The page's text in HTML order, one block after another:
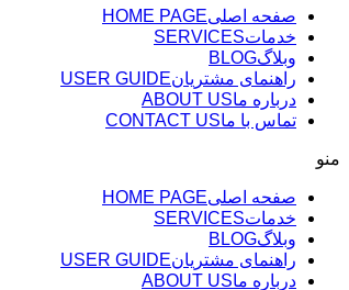
صفحه اصلیHOME PAGE
خدماتSERVICES
وبلاگBLOG
راهنمای مشتریانUSER GUIDE
درباره ماABOUT US
تماس با ماCONTACT US
منو
صفحه اصلیHOME PAGE
خدماتSERVICES
وبلاگBLOG
راهنمای مشتریانUSER GUIDE
درباره ماABOUT US